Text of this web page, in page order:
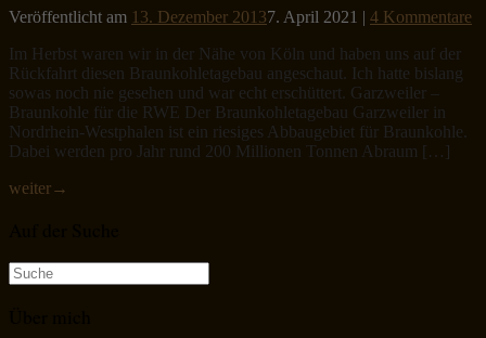
Veröffentlicht am 13. Dezember 20137. April 2021 | 4 Kommentare
Im Herbst waren wir in der Nähe von Köln und haben uns auf der
Rückfahrt diesen Braunkohletagebau angeschaut. Ich hatte bislang
sowas noch nie gesehen und war echt erschüttert. Garzweiler –
Braunkohle für die RWE Der Braunkohletagebau Garzweiler in
Nordrhein-Westphalen ist ein riesiges Abbaugebiet für Braunkohle.
Dabei werden pro Jahr rund 200 Millionen Tonnen Abraum […]
weiter→
Suche
nach: